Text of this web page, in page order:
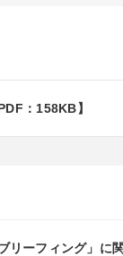
：158KB】
リーフィング」に